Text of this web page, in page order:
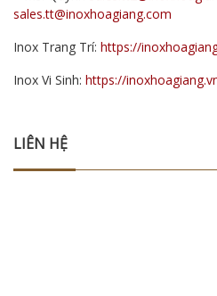
sales.tt@inoxhoagiang.com
Inox Trang Trí: https://
Inox Vi Sinh: https://
LIÊN HỆ